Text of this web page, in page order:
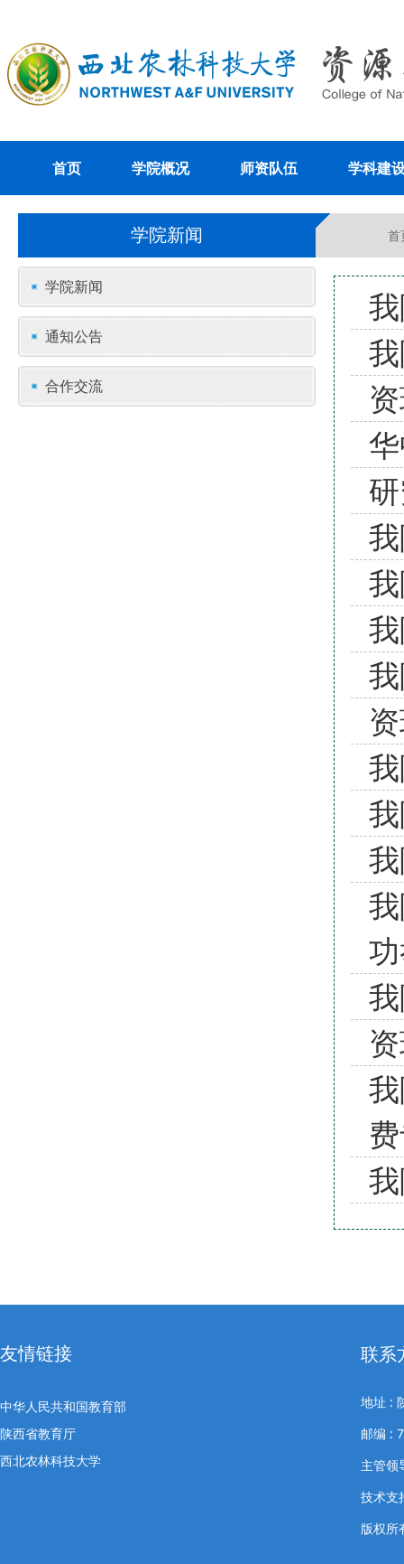
首页 学院概况 师资队伍 学科建
学院新闻 首
学院新闻
通知公告
合作交流
友情链接
中华人民共和国教育部
陕西省教育厅
西北农林科技大学
联系
地址 :
邮编 :
主管
技术支
版权